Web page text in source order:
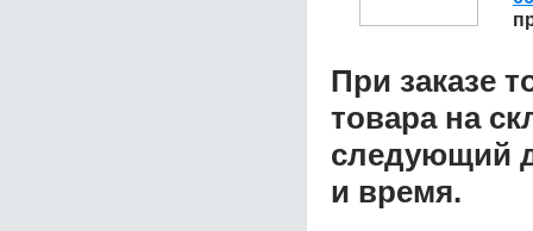
При заказе
товара на
следующий
и время.